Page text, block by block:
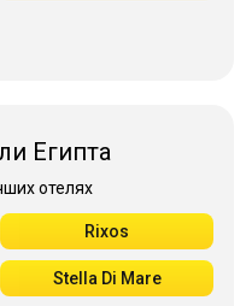
Египта
отелях
Rixos
Stella Di Mare